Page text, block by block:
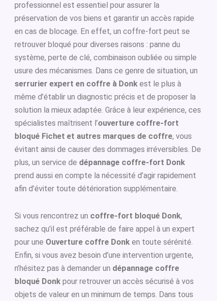
professionnel est essentiel pour assurer la
préservation de vos biens et garantir un accès rapide
en cas de blocage. En effet, un coffre-fort peut se
retrouver bloqué pour diverses raisons : panne du
système, perte de clé, combinaison oubliée ou simple
usure des mécanismes. Dans ce genre de situation, un
serrurier expert en coffre à Donk est le plus à
même d’établir un diagnostic précis et de proposer la
solution la mieux adaptée. Grâce à leur expérience, ces
spécialistes maîtrisent l’ouverture coffre-fort
bloqué Fichet et autres marques de coffre, vous
évitant ainsi de causer des dommages irréversibles. De
plus, un service de dépannage coffre-fort Donk
prend aussi en compte la nécessité d’agir rapidement
afin d’éviter toute détérioration supplémentaire.
Si vous rencontrez un coffre-fort bloqué Donk,
sachez qu’il est préférable de faire appel à un expert
pour une Ouverture coffre Donk en toute sérénité.
Enfin, si vous avez besoin d’une intervention urgente,
n’hésitez pas à demander un dépannage coffre
bloqué Donk pour retrouver un accès sécurisé à vos
objets de valeur en un minimum de temps. Dans tous